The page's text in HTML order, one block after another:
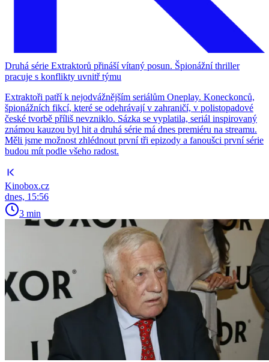
Druhá série Extraktorů přináší vítaný posun. Špionážní thriller
pracuje s konflikty uvnitř týmu
Extraktoři patří k nejodvážnějším seriálům Oneplay. Koneckonců,
špionážních fikcí, které se odehrávají v zahraničí, v polistopadové
české tvorbě příliš nevzniklo. Sázka se vyplatila, seriál inspirovaný
známou kauzou byl hit a druhá série má dnes premiéru na streamu.
Měli jsme možnost zhlédnout první tři epizody a fanoušci první série
budou mít podle všeho radost.
Kinobox.cz
dnes, 15:56
3 min